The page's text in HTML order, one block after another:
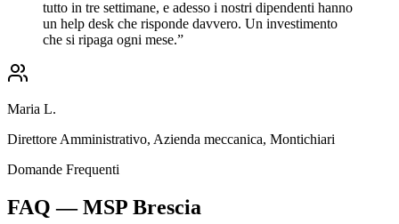
tutto in tre settimane, e adesso i nostri dipendenti hanno
un help desk che risponde davvero. Un investimento
che si ripaga ogni mese.”
Maria L.
Direttore Amministrativo, Azienda meccanica, Montichiari
Domande Frequenti
FAQ — MSP Brescia